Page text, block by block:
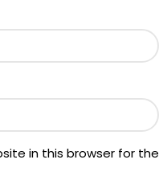
in this browser for the